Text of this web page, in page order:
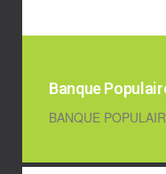
Banque
BANQUE